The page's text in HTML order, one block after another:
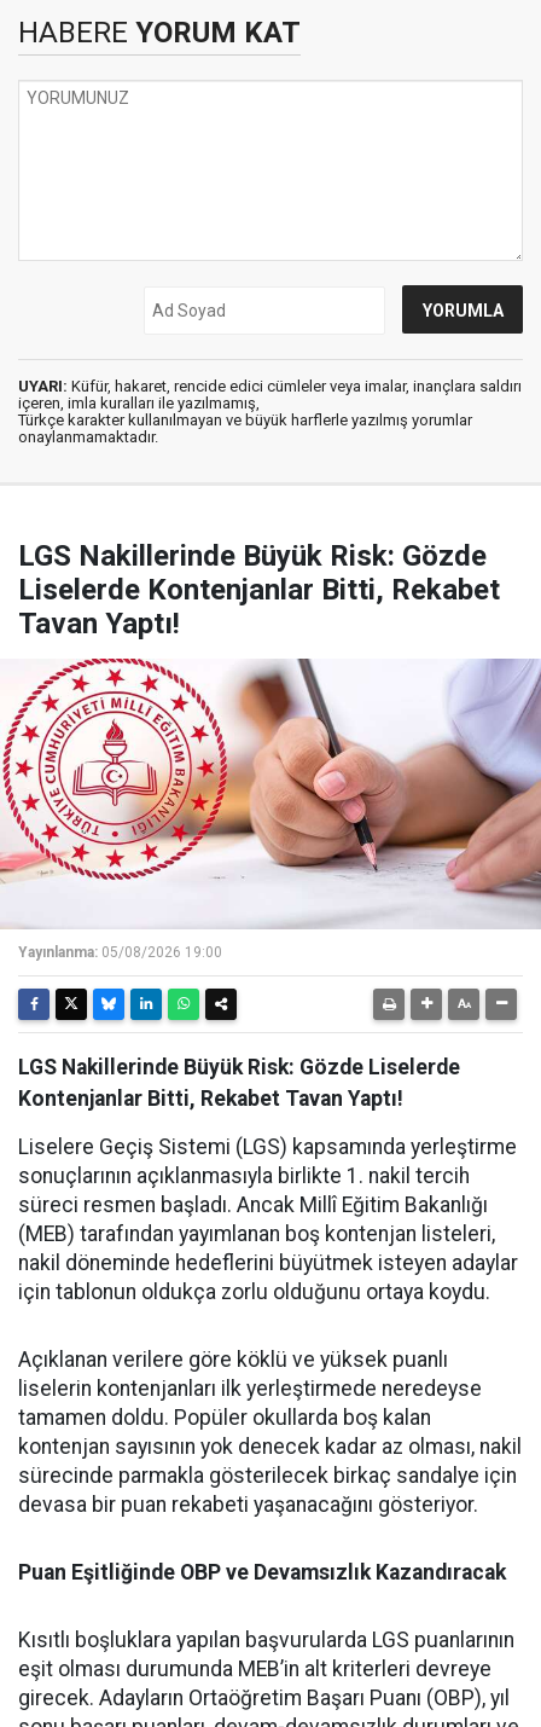
HABERE YORUM KAT
UYARI: Küfür, hakaret, rencide edici cümleler veya imalar, inançlara saldırı
içeren, imla kuralları ile yazılmamış,
Türkçe karakter kullanılmayan ve büyük harflerle yazılmış yorumlar
onaylanmamaktadır.
LGS Nakillerinde Büyük Risk: Gözde
Liselerde Kontenjanlar Bitti, Rekabet
Tavan Yaptı!
Yayınlanma: 05/08/2026 19:00
LGS Nakillerinde Büyük Risk: Gözde Liselerde
Kontenjanlar Bitti, Rekabet Tavan Yaptı!
Liselere Geçiş Sistemi (LGS) kapsamında yerleştirme
sonuçlarının açıklanmasıyla birlikte 1. nakil tercih
süreci resmen başladı. Ancak Millî Eğitim Bakanlığı
(MEB) tarafından yayımlanan boş kontenjan listeleri,
nakil döneminde hedeflerini büyütmek isteyen adaylar
için tablonun oldukça zorlu olduğunu ortaya koydu.
Açıklanan verilere göre köklü ve yüksek puanlı
liselerin kontenjanları ilk yerleştirmede neredeyse
tamamen doldu. Popüler okullarda boş kalan
kontenjan sayısının yok denecek kadar az olması, nakil
sürecinde parmakla gösterilecek birkaç sandalye için
devasa bir puan rekabeti yaşanacağını gösteriyor.
Puan Eşitliğinde OBP ve Devamsızlık Kazandıracak
Kısıtlı boşluklara yapılan başvurularda LGS puanlarının
eşit olması durumunda MEB’in alt kriterleri devreye
girecek. Adayların Ortaöğretim Başarı Puanı (OBP), yıl